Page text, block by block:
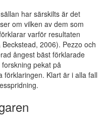
har särskilts är det
om vilken av dem som
varför resultaten
2006). Pezzo och
ångest bäst förklarade
pekat på
förklaringen. Klart är i alla fall